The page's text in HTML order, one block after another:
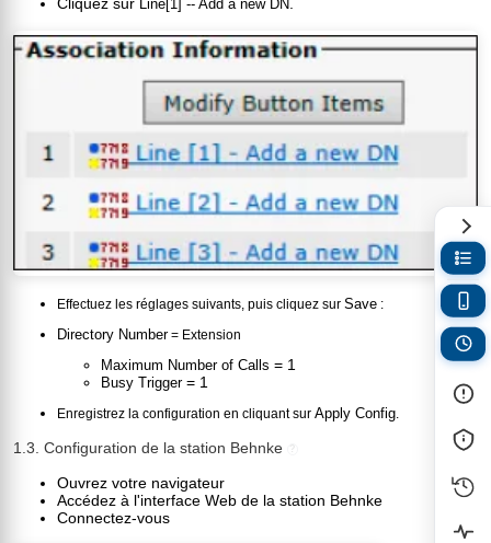
Line[1] -- Add a new DN
Effectuez les réglages suivants, puis cliquez surSave :
Directory Number= Extension
Maximum Number of Calls = 1
Busy Trigger= 1
Enregistrez la configuration en cliquant surApply Config.
1.3. Configuration de la station Behnke ?
Ouvrez votre navigateur
Accédez à l'interface Web de la station Behnke
Connectez-vous